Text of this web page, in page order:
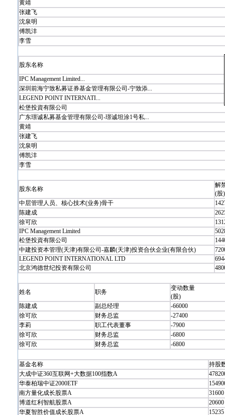
黄靖
张建飞
沈泉明
傅凯沣
李雪
股东名称
IPC Management Limited...
深圳前海宁致私募证券基金管理有限公司-宁致添...
LEGEND POINT INTERNATI...
松堡投資有限公司
广东璟诚私募基金管理有限公司-璟诚坦涂1号私...
黄靖
张建飞
沈泉明
傅凯沣
李雪
股东名称
解
(股)
中层管理人员、核心技术(业务)骨干
陈建成
徐可欣
IPC Management Limited
松堡投資有限公司
中建投资本管理(天津)有限公司-嘉麟(天津)投资合伙企业(有限合伙)
LEGEND POINT INTERNATIONAL LTD
北京鸿德世纪投资有限公司
姓名 职务
变动数量
(股)
陈建成
副总经理
-66000
徐可欣
财务总监
-27400
李莉
职工代表董事
-7900
徐可欣
财务总监
-6800
徐可欣
财务总监 -6800
基金名称
持股
大成中证360互联网+大数据100指数A
华泰柏瑞中证2000ETF
南方量化成长股票A
31600
博道红利智航股票A
20600
华夏智胜价值成长股票A
15235